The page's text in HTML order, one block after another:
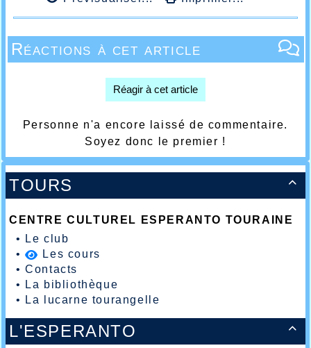

TOURS
CENTRE CULTUREL ESPERANTO TOURAINE
•
Le club
•
Les cours
•Contacts
•
La bibliothèque
•
La lucarne tourangelle

L'ESPERANTO
Réactions à cet article
Réagir à cet article
Personne n'a encore laissé de commentaire.
Soyez donc le premier !